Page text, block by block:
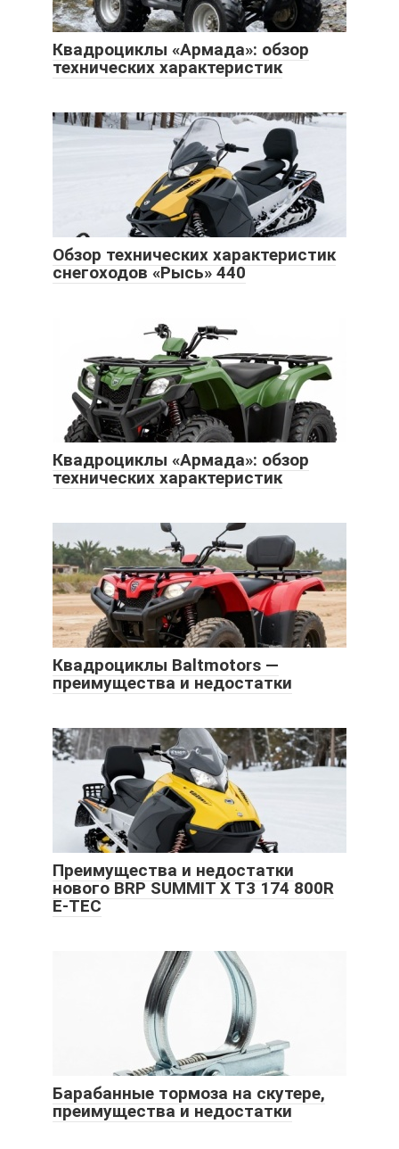
Квадроциклы «Армада»: обзор
технических характеристик
Обзор технических характеристик
снегоходов «Рысь» 440
Квадроциклы «Армада»: обзор
технических характеристик
Квадроциклы Baltmotors —
преимущества и недостатки
Преимущества и недостатки
нового BRP SUMMIT X T3 174 800R
E-TEC
Барабанные тормоза на скутере,
преимущества и недостатки